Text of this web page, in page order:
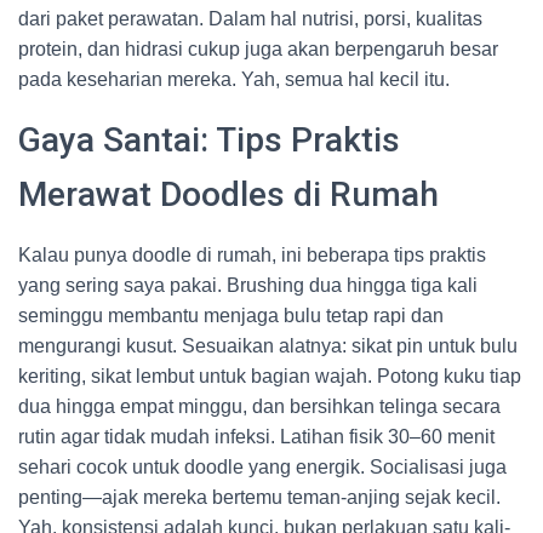
dari paket perawatan. Dalam hal nutrisi, porsi, kualitas
protein, dan hidrasi cukup juga akan berpengaruh besar
pada keseharian mereka. Yah, semua hal kecil itu.
Gaya Santai: Tips Praktis
Merawat Doodles di Rumah
Kalau punya doodle di rumah, ini beberapa tips praktis
yang sering saya pakai. Brushing dua hingga tiga kali
seminggu membantu menjaga bulu tetap rapi dan
mengurangi kusut. Sesuaikan alatnya: sikat pin untuk bulu
keriting, sikat lembut untuk bagian wajah. Potong kuku tiap
dua hingga empat minggu, dan bersihkan telinga secara
rutin agar tidak mudah infeksi. Latihan fisik 30–60 menit
sehari cocok untuk doodle yang energik. Socialisasi juga
penting—ajak mereka bertemu teman-anjing sejak kecil.
Yah, konsistensi adalah kunci, bukan perlakuan satu kali-